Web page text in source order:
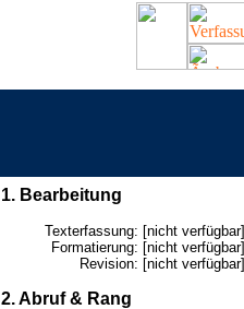
1. Bearbeitung
Texterfassung: [nicht verfügbar]
Formatierung: [nicht verfügbar]
Revision: [nicht verfügbar]
2. Abruf & Rang